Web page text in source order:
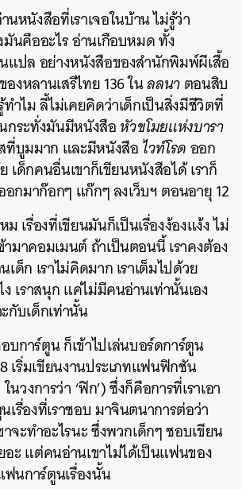
นหนังสือที่เราเจอในบ้าน ไม่รู้ว่า
นคืออะไร อ่านเกือบหมด ทั้ง
แปล อย่างหนังสือของสำนักพิมพ์ผีเสื้อ
งหลานเสรีไทย 136 ในลลนาตอนสิบ
ทำไม ลี้ไม่เคยคิดว่าเด็กเป็นสิ่งมีชีวิตที่
กระทั่งมันมีหนังสือหัวขโมยแห่งบารา
ที่บูมมาก และมีหนังสือไวท์โรดออก
เด็กคนอื่นเขาก็เขียนหนังสือได้ เราก็
อกมาก๊อกๆ แก๊กๆ ลงเว็บฯ ตอนอายุ 12
ม เรื่องที่เขียนมันก็เป็นเรื่องง้องแง้ง ไม่
มาคอมเมนต์ ถ้าเป็นตอนนี้ เราคงต้อง
ด็ก เราไม่คิดมาก เราเต็มไปด้วย
เราสนุก แค่ไม่มีคนอ่านเท่านั้นเอง
กับเด็กเท่านั้น
บการ์ตูน ก็เข้าไปเล่นบอร์ดการ์ตูน
เริ่มเขียนงานประเภทแฟนฟิกชัน
วงการว่า ‘ฟิก’) ซึ่งก็คือการที่เราเอา
เรื่องที่เราชอบ มาจินตนาการต่อว่า
าจะทำอะไรนะ ซึ่งพวกเด็กๆ ชอบเขียน
ะ แต่คนอ่านเขาไม่ได้เป็นแฟนของ
ฟนการ์ตูนเรื่องนั้น